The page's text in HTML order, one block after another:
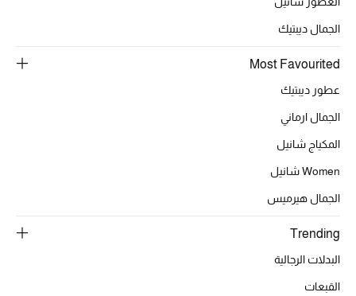
الحقائب النسائية
دليل ملتزمات الحقائب
حقائب الأطفال
الجمال ديبتيك
Most Favourited
عطور ديبتيك
الجمال ارماني
المكياج شانيل
Women شانيل
الجمال هيرميس
Trending
البدلات الرجالية
القبعات